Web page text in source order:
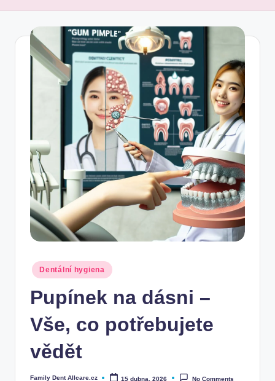
Posted
in
Dentální hygiena
Pupínek na dásni –
Vše, co potřebujete
vědět
Family Dent Allcare.cz 15 dubna, 2026 No Comments